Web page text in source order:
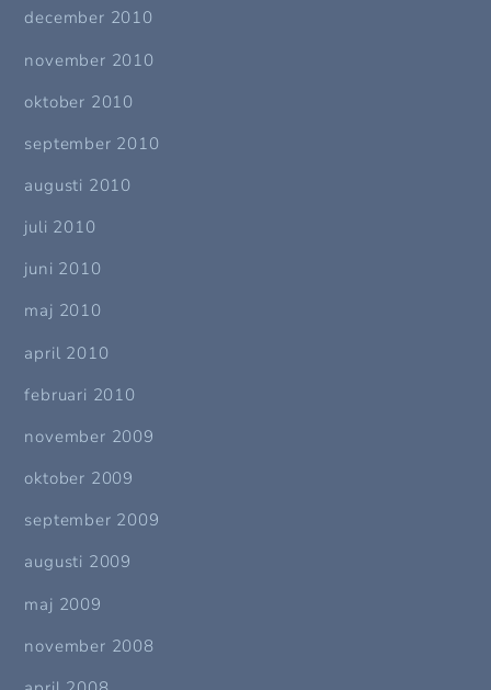
december 2010
november 2010
oktober 2010
september 2010
augusti 2010
juli 2010
juni 2010
maj 2010
april 2010
februari 2010
november 2009
oktober 2009
september 2009
augusti 2009
maj 2009
november 2008